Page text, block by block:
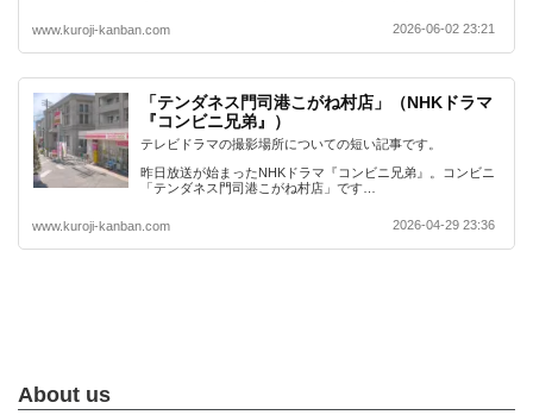
www.kuroji-kanban.com 2026-06-02 23:21
「テンダネス門司港こがね村店」（NHKドラマ
『コンビニ兄弟』）
テレビドラマの撮影場所についての短い記事です。
昨日放送が始まったNHKドラマ『コンビニ兄弟』。コンビニ
「テンダネス門司港こがね村店」です…
www.kuroji-kanban.com 2026-04-29 23:36
About us